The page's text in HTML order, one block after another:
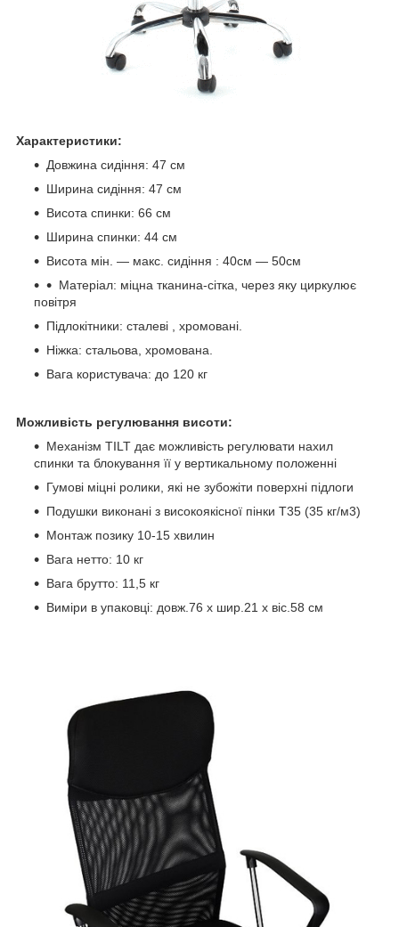
Характеристики:
Довжина сидіння: 47 см
Ширина сидіння: 47 см
Висота спинки: 66 см
Ширина спинки: 44 см
Висота мін. ― макс. сидіння : 40см ― 50см
Матеріал: міцна тканина-сітка, через яку циркулює
повітря
Підлокітники: сталеві , хромовані.
Ніжка: стальова, хромована.
Вага користувача: до 120 кг
Можливість регулювання висоти:
Механізм TILT дає можливість регулювати нахил
спинки та блокування її у вертикальному положенні
Гумові міцні ролики, які не зубожіти поверхні підлоги
Подушки виконані з високоякісної пінки T35 (35 кг/м3)
Монтаж позику 10-15 хвилин
Вага нетто: 10 кг
Вага брутто: 11,5 кг
Виміри в упаковці: довж.76 x шир.21 x віс.58 см